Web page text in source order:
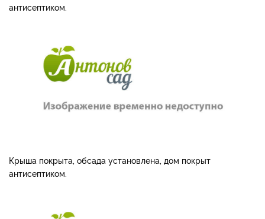
антисептиком.
Крыша покрыта, обсада установлена, дом покрыт
антисептиком.